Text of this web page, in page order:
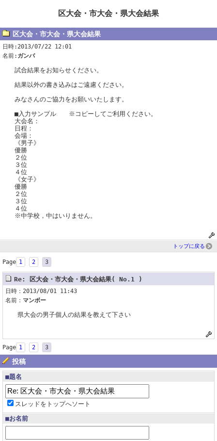
区大会・市大会・県大会結果
区大会・市大会・県大会結果
日時:2013/07/22 12:01
名前: ガンバ
試合結果をお知らせください。
結果以外の書き込みはご遠慮ください。
みなさんのご協力をお願いいたします。
■入力サンプル ※コピーしてご利用ください。
大会名：
日程：
会場：
《男子》
優勝
２位
３位
４位
《女子》
優勝
２位
３位
４位
※中学校，中はいりません。
トップに戻る
Page 1 2 3
Re: 区大会・市大会・県大会結果( No.1 )
日時：2013/08/01 11:43
名前： マンボー
県大会の男子個人の結果を教えて下さい
Page 1 2 3
投稿
■題名
スレッドをトップへソート
■お名前